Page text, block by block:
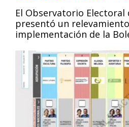
El Observatorio Electoral
presentó un
implementación de la